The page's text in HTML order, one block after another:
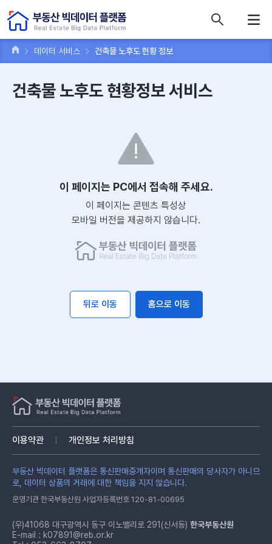
데이터 서비스 건축물 노후도 현황 정보
건축물 노후도 현황정보 서비스
이 페이지는 PC에서 접속해 주세요.
이 페이지는 콘텐츠 특성상
모바일 버전을 제공하지 않습니다.
뒤로 이동 홈으로 이동
이용약관 개인정보 처리방침
부동산 빅데이터 플랫폼은 통신판매중개자이며 통신판매의 당사자가 아니므
로, 데이터 상품의 거래에 대한 책임을 지지 않습니다.
운영기관 한국부동산원 사업자등록번호 120-81-00695
(우)41068 대구광역시 동구 이노밸리로 291(신서동) 한국부동산원
E-mail : k07891@reb.or.kr